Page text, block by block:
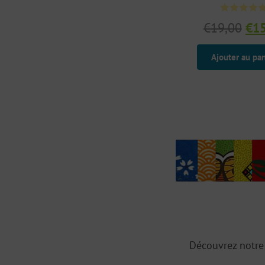
€19,00 Le
€
Ajouter au
Découvrez